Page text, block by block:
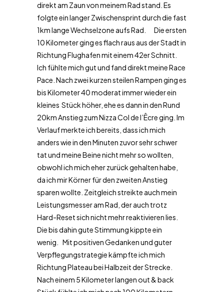
direkt am Zaun von meinem Rad stand. Es
folgte ein langer Zwischensprint durch die fast
1km lange Wechselzone aufs Rad. Die ersten
10 Kilometer ging es flach raus aus der Stadt in
Richtung Flughafen mit einem 42er Schnitt.
Ich fühlte mich gut und fand direkt meine Race
Pace. Nach zwei kurzen steilen Rampen ging es
bis Kilometer 40 moderat immer wieder ein
kleines Stück höher, ehe es dann in den Rund
20km Anstieg zum Nizza Col de l’Êcre ging. Im
Verlauf merkte ich bereits, dass ich mich
anders wie in den Minuten zuvor sehr schwer
tat und meine Beine nicht mehr so wollten,
obwohl ich mich eher zurück gehalten habe,
da ich mir Körner für den zweiten Anstieg
sparen wollte. Zeitgleich streikte auch mein
Leistungsmesser am Rad, der auch trotz
Hard-Reset sich nicht mehr reaktivieren lies.
Die bis dahin gute Stimmung kippte ein
wenig. Mit positiven Gedanken und guter
Verpflegungstrategie kämpfte ich mich
Richtung Plateau bei Halbzeit der Strecke.
Nach einem 5 Kilometer langen out & back